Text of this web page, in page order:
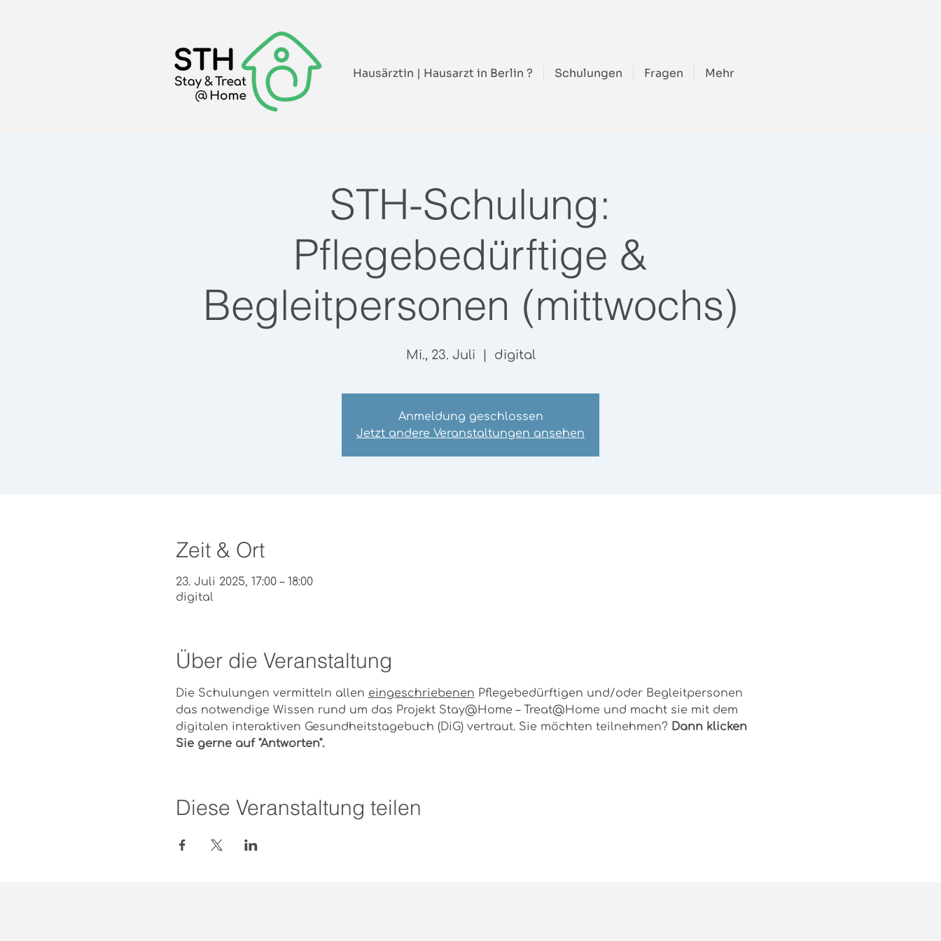
Hausärztin | Hausarzt in Berlin ? Schulungen Fragen Mehr
STH-Schulung:
Pflegebedürftige &
Begleitpersonen (mittwochs)
Mi., 23. Juli digital
Anmeldung geschlossen
Jetzt andere Veranstaltungen ansehen
Zeit & Ort
23. Juli 2025, 17:00 – 18:00
digital
Über die Veranstaltung
Die Schulungen vermitteln allen eingeschriebenen Pflegebedürftigen und/oder Begleitpersonen
das notwendige Wissen rund um das Projekt Stay@Home – Treat@Home und macht sie mit dem
digitalen interaktiven Gesundheitstagebuch (DiG) vertraut. Sie möchten teilnehmen? Dann klicken
Sie gerne auf "Antworten".
Diese Veranstaltung teilen